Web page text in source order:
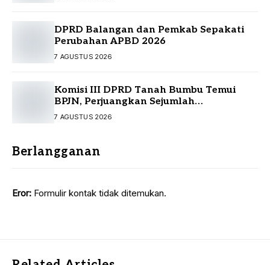
DPRD Balangan dan Pemkab Sepakati
Perubahan APBD 2026
7 AGUSTUS 2026
Komisi III DPRD Tanah Bumbu Temui
BPJN, Perjuangkan Sejumlah
Infrastruktur Strategis
7 AGUSTUS 2026
Berlangganan
Eror: Formulir kontak tidak ditemukan.